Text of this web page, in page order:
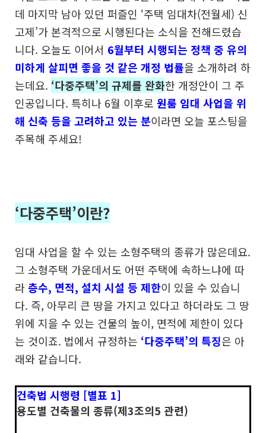
데 마지막 남아 있던 퍼즐인 ‘주택 임대차(전월세) 신
고제’가 본격적으로 시행된다는 소식을 전해드렸습
니다. 오늘도 이어서 6월부터 시행되는 정책 중 유의
미하게 살피면 좋을 것 같은 개정 법률을 소개하려 하
는데요. ‘다중주택’의 규제를 완화한 개정안이 그 주
인공입니다. 특히나 6월 이후로 원룸 임대 사업을 위
해 신축 등을 고려하고 있는 분이라면 오늘 포스팅을
주목해 주세요!
‘다중주택’이란?
임대 사업을 할 수 있는 소형주택의 종류가 많은데요.
그 소형주택 가운데서도 어떤 주택에 속하느냐에 따
라 층수, 면적, 설치 시설 등 제한이 있을 수 있습니
다. 즉, 아무리 큰 땅을 가지고 있다고 하더라도 그 땅
위에 지을 수 있는 건물의 높이, 면적에 제한이 있다
는 것이죠. 법에서 규정하는 ‘다중주택’의 특징은 아
래와 같습니다.
건축법 시행령 [별표 1]
용도별 건축물의 종류(제3조의5 관련)